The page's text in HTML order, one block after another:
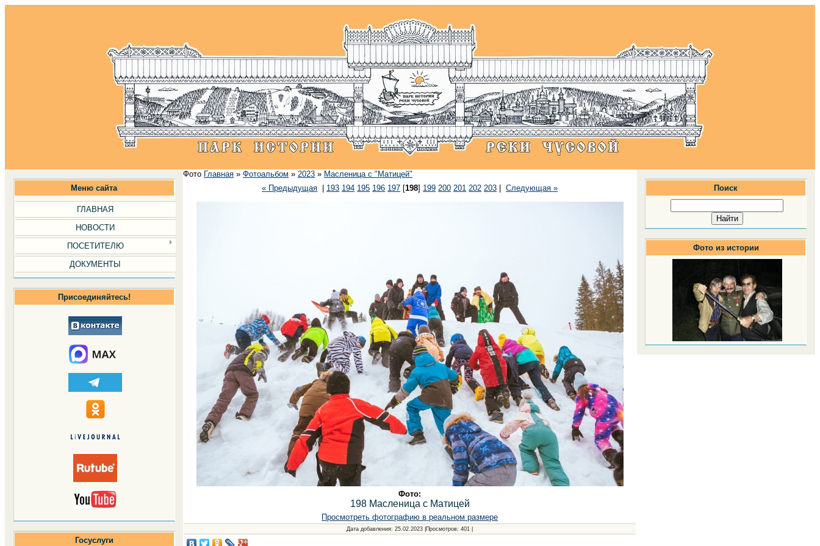
Меню сайта
ГЛАВНАЯ
НОВОСТИ
ПОСЕТИТЕЛЮ
ДОКУМЕНТЫ
Присоединяйтесь!
Госуслуги
Поиск
Фото из истории
Фото Главная »Фотоальбом »2023 » Масленица с "Матицей"
« Предыдущая
193 194 195 196 197 [198] 199 200 201 202 203 |Следующая »
Фото:
198 Масленица с Матицей
Просмотреть фотографию в реальном размере
Дата добавления: 25.02.2023 | Просмотров: 401 |